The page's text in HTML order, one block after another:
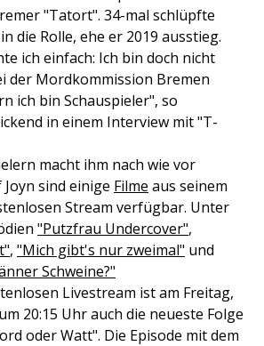
"Tatort". 34-mal schlüpfte
die Rolle, ehe er 2019 ausstieg.
ich einfach: Ich bin doch nicht
der Mordkommission Bremen
ich bin Schauspieler", so
in einem Interview mit "T-
macht ihm nach wie vor
sind einige Filme aus seinem
Stream verfügbar. Unter
"Putzfrau Undercover",
, "Mich gibt's nur zweimal" und
Schweine?"
Livestream ist am Freitag,
20:15 Uhr auch die neueste Folge
oder Watt". Die Episode mit dem